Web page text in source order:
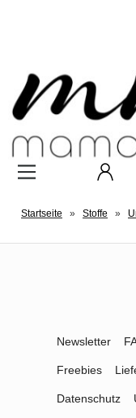
Startseite » Stoffe »
Newsletter
Freebies
Datenschutz